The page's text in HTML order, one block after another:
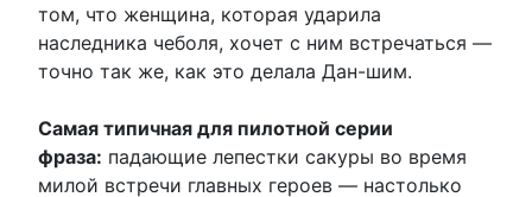
том, что женщина, которая ударила
наследника чеболя, хочет с ним встречаться —
точно так же, как это делала Дан-шим.
Самая типичная для пилотной серии
фраза: падающие лепестки сакуры во время
милой встречи главных героев — настолько